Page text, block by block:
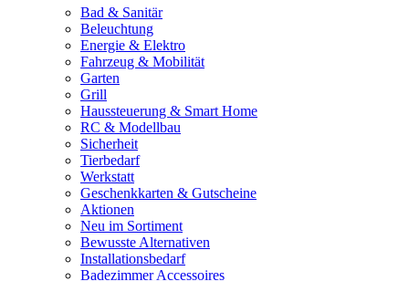
Bad & Sanitär
Beleuchtung
Energie & Elektro
Fahrzeug & Mobilität
Garten
Grill
Haussteuerung & Smart Home
RC & Modellbau
Sicherheit
Tierbedarf
Werkstatt
Geschenkkarten & Gutscheine
Aktionen
Neu im Sortiment
Bewusste Alternativen
Installationsbedarf
Badezimmer Accessoires